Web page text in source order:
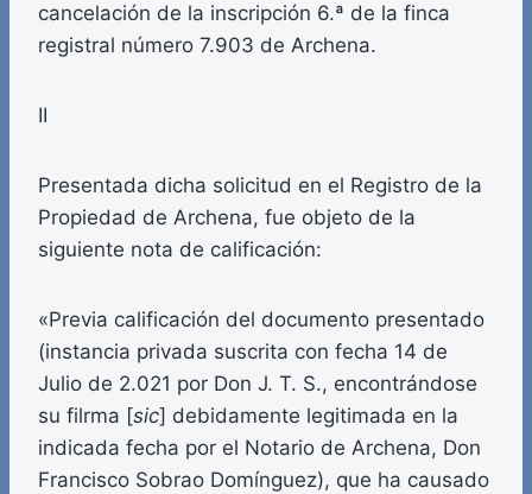
cancelación de la inscripción 6.ª de la finca
registral número 7.903 de Archena.
II
Presentada dicha solicitud en el Registro de la
Propiedad de Archena, fue objeto de la
siguiente nota de calificación:
«Previa calificación del documento presentado
(instancia privada suscrita con fecha 14 de
Julio de 2.021 por Don J. T. S., encontrándose
su filrma [sic] debidamente legitimada en la
indicada fecha por el Notario de Archena, Don
Francisco Sobrao Domínguez), que ha causado